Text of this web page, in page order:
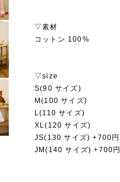
▽素材
コットン 100%
▽size
S(90 サイズ)
M(100 サイズ)
L(110 サイズ)
XL(120 サイズ)
JS(130 サイズ) +700円
JM(140 サイズ) +700円